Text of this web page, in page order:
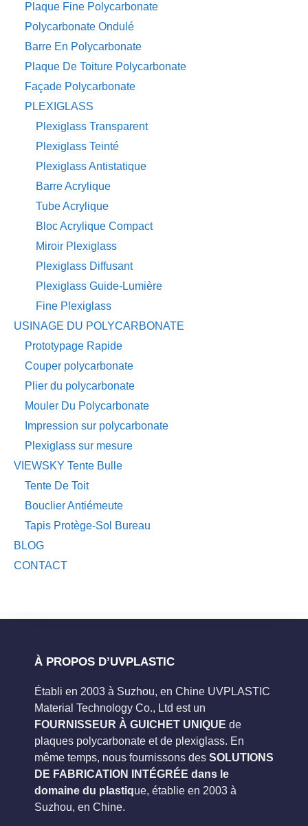
Plaque Fine Polycarbonate
Polycarbonate Ondulé
Barre En Polycarbonate
Plaque De Toiture Polycarbonate
Façade Polycarbonate
PLEXIGLASS
Plexiglass Transparent
Plexiglass Teinté
Plexiglass Antistatique
Barre Acrylique
Tube Acrylique
Bloc Acrylique Compact
Miroir Plexiglass
Plexiglass Diffusant
Plexiglass Guide-Lumière
Fine Plexiglass
USINAGE DU POLYCARBONATE
Prototypage Rapide
Couper polycarbonate
Plier du polycarbonate
Mouler Du Polycarbonate
Impression sur polycarbonate
Plexiglass sur mesure
VIEWSKY Tente Bulle
Tente De Toit
Bouclier Antiémeute
Tapis Protège-Sol Bureau
BLOG
CONTACT
À PROPOS D’UVPLASTIC
Établi en 2003 à Suzhou, en Chine UVPLASTIC
Material Technology Co., Ltd est un
FOURNISSEUR À GUICHET UNIQUE de
plaques polycarbonate et de plexiglass. En
même temps, nous fournissons des SOLUTIONS
DE FABRICATION INTÉGRÉE dans le
domaine du plastique, établie en 2003 à
Suzhou, en Chine.